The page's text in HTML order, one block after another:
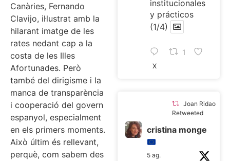
Canàries, Fernando
Clavijo, il·lustrat amb la
hilarant imatge de les
rates nedant cap a la
costa de les Illes
Afortunades. Però
també del dirigisme i la
manca de transparència
i cooperació del govern
espanyol, especialment
en els primers moments.
Això últim és rellevant,
perquè, com sabem des
institucionales
y prácticos
(1/4)
1
X
Joan Ridao
Retweeted
cristina monge
5 ag.